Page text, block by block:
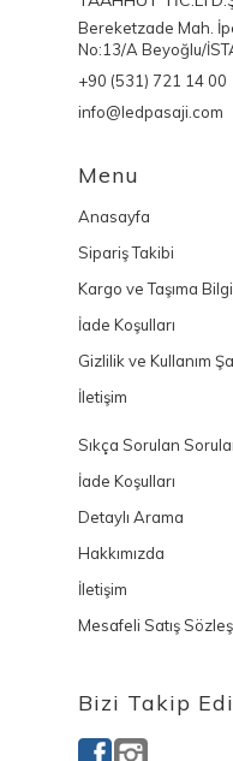
Bereketzade Mah.
No:13/A Beyoğlu/
+90 (531) 721 14 00
info@ledpasaji.com
Menu
Anasayfa
Sipariş Takibi
Kargo ve Taşıma
İade Koşulları
Gizlilik ve Kullanım
İletişim
Sıkça Sorulan
İade Koşulları
Detaylı Arama
Hakkımızda
İletişim
Mesafeli Satış
Bizi Takip